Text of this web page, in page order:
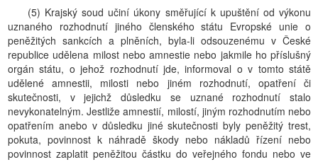
(5) Krajský soud učiní úkony směřující k upuštění od výkonu
uznaného rozhodnutí jiného členského státu Evropské unie o
peněžitých sankcích a plněních, byla-li odsouzenému v České
republice udělena milost nebo amnestie nebo jakmile ho příslušný
orgán státu, o jehož rozhodnutí jde, informoval o v tomto státě
udělené amnestii, milosti nebo jiném rozhodnutí, opatření či
skutečnosti, v jejichž důsledku se uznané rozhodnutí stalo
nevykonatelným. Jestliže amnestií, milostí, jiným rozhodnutím nebo
opatřením anebo v důsledku jiné skutečnosti byly peněžitý trest,
pokuta, povinnost k náhradě škody nebo nákladů řízení nebo
povinnost zaplatit peněžitou částku do veřejného fondu nebo ve